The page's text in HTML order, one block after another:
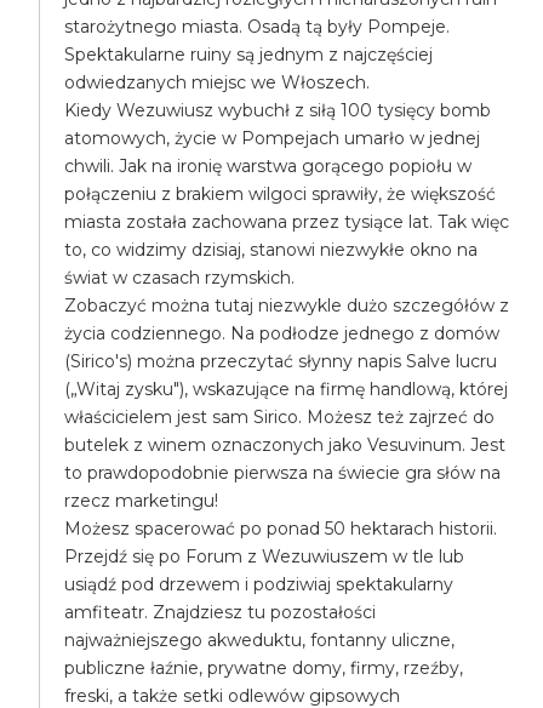
starożytnego miasta. Osadą tą były Pompeje.
Spektakularne ruiny są jednym z najczęściej
odwiedzanych miejsc we Włoszech.
Kiedy Wezuwiusz wybuchł z siłą 100 tysięcy bomb
atomowych, życie w Pompejach umarło w jednej
chwili. Jak na ironię warstwa gorącego popiołu w
połączeniu z brakiem wilgoci sprawiły, że większość
miasta została zachowana przez tysiące lat. Tak więc
to, co widzimy dzisiaj, stanowi niezwykłe okno na
świat w czasach rzymskich.
Zobaczyć można tutaj niezwykle dużo szczegółów z
życia codziennego. Na podłodze jednego z domów
(Sirico's) można przeczytać słynny napis Salve lucru
(„Witaj zysku"), wskazujące na firmę handlową, której
właścicielem jest sam Sirico. Możesz też zajrzeć do
butelek z winem oznaczonych jako Vesuvinum. Jest
to prawdopodobnie pierwsza na świecie gra słów na
rzecz marketingu!
Możesz spacerować po ponad 50 hektarach historii.
Przejdź się po Forum z Wezuwiuszem w tle lub
usiądź pod drzewem i podziwiaj spektakularny
amfiteatr. Znajdziesz tu pozostałości
najważniejszego akweduktu, fontanny uliczne,
publiczne łaźnie, prywatne domy, firmy, rzeźby,
freski, a także setki odlewów gipsowych